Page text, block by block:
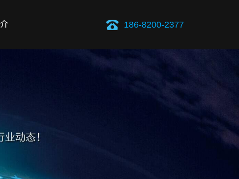
186-8200-2377